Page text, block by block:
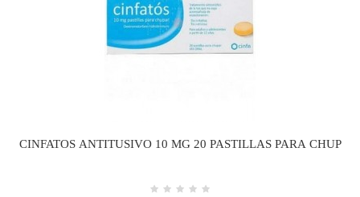
CINFATOS ANTITUSIVO 10 MG 20 PASTILLAS PARA CHUP